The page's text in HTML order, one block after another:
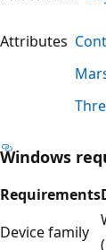
Attributes
Windows
Requirements
Device family